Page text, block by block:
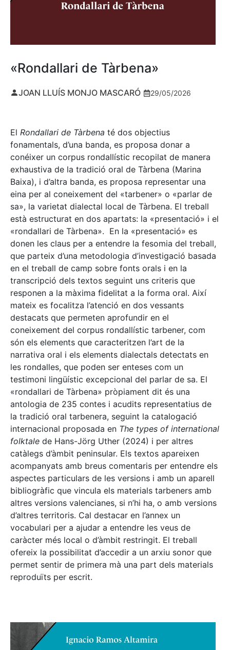
«Rondallari de Tàrbena»
JOAN LLUÍS MONJO MASCARÓ 29/05/2026
El Rondallari de Tàrbena té dos objectius
fonamentals, d’una banda, es proposa donar a
conéixer un corpus rondallístic recopilat de manera
exhaustiva de la tradició oral de Tàrbena (Marina
Baixa), i d’altra banda, es proposa representar una
eina per al coneixement del «tarbener» o «parlar de
sa», la varietat dialectal local de Tàrbena. El treball
està estructurat en dos apartats: la «presentació» i el
«rondallari de Tàrbena». En la «presentació» es
donen les claus per a entendre la fesomia del treball,
que parteix d’una metodologia d’investigació basada
en el treball de camp sobre fonts orals i en la
transcripció dels textos seguint uns criteris que
responen a la màxima fidelitat a la forma oral. Així
mateix es focalitza l’atenció en dos vessants
destacats que permeten aprofundir en el
coneixement del corpus rondallístic tarbener, com
són els elements que caracteritzen l’art de la
narrativa oral i els elements dialectals detectats en
les rondalles, que poden ser enteses com un
testimoni lingüístic excepcional del parlar de sa. El
«rondallari de Tàrbena» pròpiament dit és una
antologia de 235 contes i acudits representatius de
la tradició oral tarbenera, seguint la catalogació
internacional proposada en The types of international
folktale de Hans-Jörg Uther (2024) i per altres
catàlegs d’àmbit peninsular. Els textos apareixen
acompanyats amb breus comentaris per entendre els
aspectes particulars de les versions i amb un aparell
bibliogràfic que vincula els materials tarbeners amb
altres versions valencianes, si n’hi ha, o amb versions
d’altres territoris. Cal destacar en l’annex un
vocabulari per a ajudar a entendre les veus de
caràcter més local o d’àmbit restringit. El treball
ofereix la possibilitat d’accedir a un arxiu sonor que
permet sentir de primera mà una part dels materials
reproduïts per escrit.